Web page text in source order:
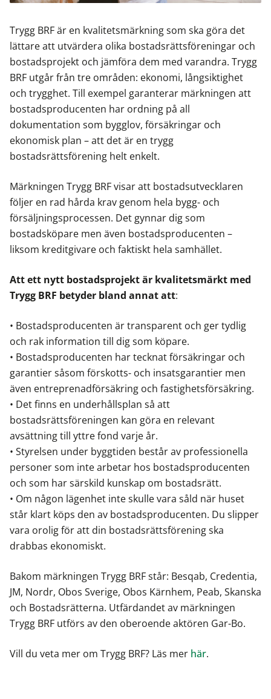
Trygg BRF är en kvalitetsmärkning som ska göra det
lättare att utvärdera olika bostadsrättsföreningar och
bostadsprojekt och jämföra dem med varandra. Trygg
BRF utgår från tre områden: ekonomi, långsiktighet
och trygghet. Till exempel garanterar märkningen att
bostadsproducenten har ordning på all
dokumentation som bygglov, försäkringar och
ekonomisk plan – att det är en trygg
bostadsrättsförening helt enkelt.
Märkningen Trygg BRF visar att bostadsutvecklaren
följer en rad hårda krav genom hela bygg- och
försäljningsprocessen. Det gynnar dig som
bostadsköpare men även bostadsproducenten –
liksom kreditgivare och faktiskt hela samhället.
Att ett nytt bostadsprojekt är kvalitetsmärkt med
Trygg BRF betyder bland annat att:
• Bostadsproducenten är transparent och ger tydlig
och rak information till dig som köpare.
• Bostadsproducenten har tecknat försäkringar och
garantier såsom förskotts- och insatsgarantier men
även entreprenadförsäkring och fastighetsförsäkring.
• Det finns en underhållsplan så att
bostadsrättsföreningen kan göra en relevant
avsättning till yttre fond varje år.
• Styrelsen under byggtiden består av professionella
personer som inte arbetar hos bostadsproducenten
och som har särskild kunskap om bostadsrätt.
• Om någon lägenhet inte skulle vara såld när huset
står klart köps den av bostadsproducenten. Du slipper
vara orolig för att din bostadsrättsförening ska
drabbas ekonomiskt.
Bakom märkningen Trygg BRF står: Besqab, Credentia,
JM, Nordr, Obos Sverige, Obos Kärnhem, Peab, Skanska
och Bostadsrätterna. Utfärdandet av märkningen
Trygg BRF utförs av den oberoende aktören Gar-Bo.
Vill du veta mer om Trygg BRF? Läs mer här.